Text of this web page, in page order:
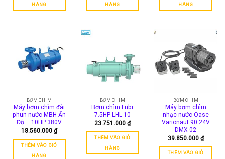
HÀNG
HÀNG
HÀNG
BƠM CHÌM
Máy bơm chìm đài
phun nước MBH Ấn
Độ – 10HP 380V
18.560.000 ₫
THÊM VÀO GIỎ
HÀNG
BƠM CHÌM
Bơm chìm Lubi
7.5HP LHL-10
23.751.000 ₫
THÊM VÀO GIỎ
HÀNG
BƠM CHÌM
Máy bơm chìm
nhạc nước Oase
Varionaut 90 24V
DMX 02
39.850.000 ₫
THÊM VÀO GIỎ